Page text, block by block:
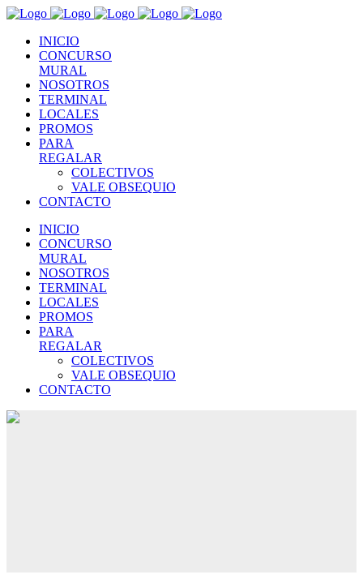
INICIO
CONCURSO
MURAL
NOSOTROS
TERMINAL
LOCALES
PROMOS
PARA
REGALAR
COLECTIVOS
VALE OBSEQUIO
CONTACTO
INICIO
CONCURSO
MURAL
NOSOTROS
TERMINAL
LOCALES
PROMOS
PARA
REGALAR
COLECTIVOS
VALE OBSEQUIO
CONTACTO